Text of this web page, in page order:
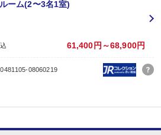
ーム(2〜3名1室)
61,400円～68,900円
08060219